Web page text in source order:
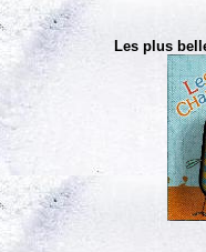
Les plus